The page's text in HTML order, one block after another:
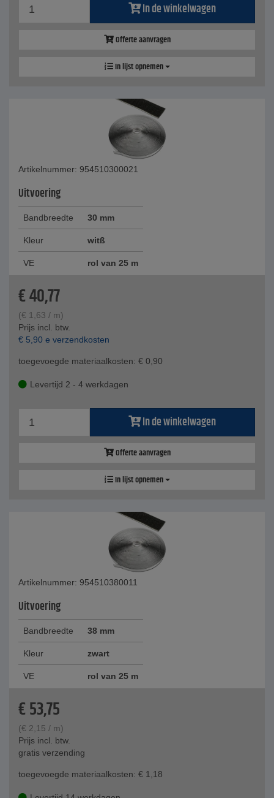
In de winkelwagen
Offerte aanvragen
In lijst opnemen
Artikelnummer: 954510300021
Uitvoering
Bandbreedte 30 mm
Kleur witß
VE rol van 25 m
€40,77
(€ 1,63 / m)
Prijs incl. btw.
€ 5,90 e verzendkosten
toegevoegde materiaalkosten: € 0,90
Levertijd 2 - 4 werkdagen
In de winkelwagen
Offerte aanvragen
In lijst opnemen
Artikelnummer: 954510380011
Uitvoering
Bandbreedte 38 mm
Kleur zwart
VE rol van 25 m
€53,75
(€ 2,15 / m)
Prijs incl. btw.
gratis verzending
toegevoegde materiaalkosten: € 1,18